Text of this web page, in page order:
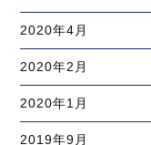
2020年4月
2020年2月
2020年1月
2019年9月